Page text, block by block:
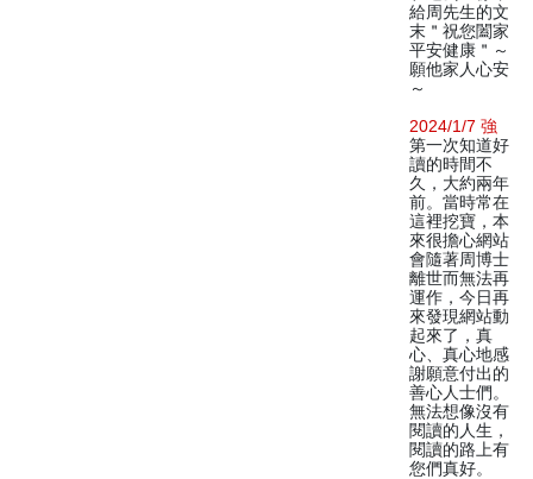
給周先生的文
末＂祝您闔家
平安健康＂～
願他家人心安
～
2024/1/7 強
第一次知道好
讀的時間不
久，大約兩年
前。當時常在
這裡挖寶，本
來很擔心網站
會隨著周博士
離世而無法再
運作，今日再
來發現網站動
起來了，真
心、真心地感
謝願意付出的
善心人士們。
無法想像沒有
閱讀的人生，
閱讀的路上有
您們真好。